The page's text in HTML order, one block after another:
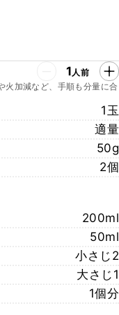
1人前
火加減など、手順も分量に合
1玉
適量
50g
2個
200ml
50ml
小さじ2
大さじ1
1個分